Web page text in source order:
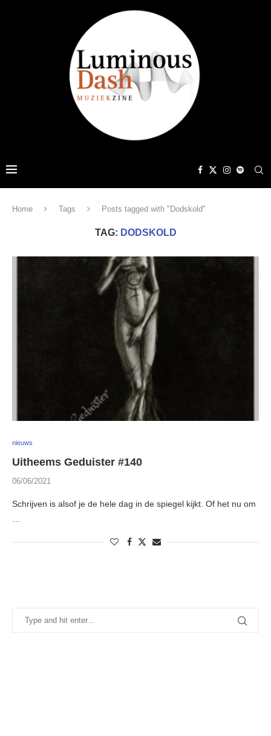
Home Tags Posts tagged with "Dodskold"
TAG: DODSKOLD
nieuws
Uitheems Geduister #140
06/06/2021
Schrijven is alsof je de hele dag in de spiegel kijkt. Of het nu om
…